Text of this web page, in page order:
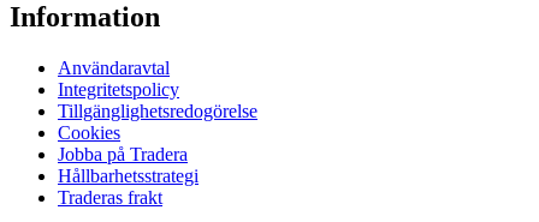
Information
Användaravtal
Integritetspolicy
Tillgänglighetsredogörelse
Cookies
Jobba på Tradera
Hållbarhetsstrategi
Traderas frakt